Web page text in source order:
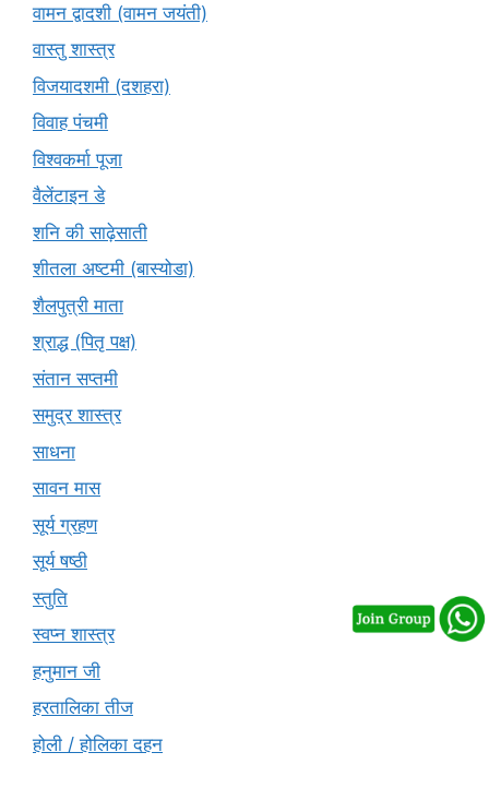
वामन द्वादशी (वामन जयंती)
वास्तु शास्त्र
विजयादशमी (दशहरा)
विवाह पंचमी
विश्वकर्मा पूजा
वैलेंटाइन डे
शनि की साढ़ेसाती
शीतला अष्टमी (बास्योडा)
शैलपुत्री माता
श्राद्ध (पितृ पक्ष)
संतान सप्तमी
समुद्र शास्त्र
साधना
सावन मास
सूर्य ग्रहण
सूर्य षष्ठी
स्तुति
स्वप्न शास्त्र
हनुमान जी
हरतालिका तीज
होली / होलिका दहन